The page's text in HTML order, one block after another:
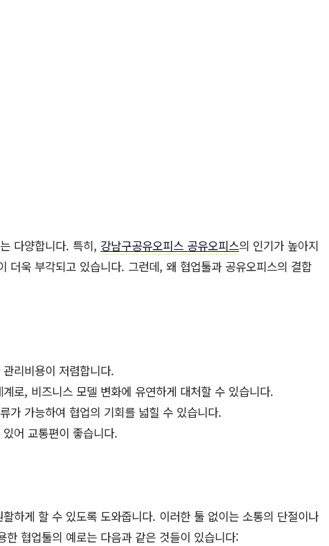
다양합니다. 특히, 강남구공유오피스 공유오피스의 인기가 높아지
더욱 부각되고 있습니다. 그런데, 왜 협업툴과 공유오피스의 결합
리비용이 저렴합니다.
로, 비즈니스 모델 변화에 유연하게 대처할 수 있습니다.
가 가능하여 협업의 기회를 넓힐 수 있습니다.
어 교통편이 좋습니다.
하게 할 수 있도록 도와줍니다. 이러한 툴 없이는 소통의 단절이나
협업툴의 예로는 다음과 같은 것들이 있습니다: